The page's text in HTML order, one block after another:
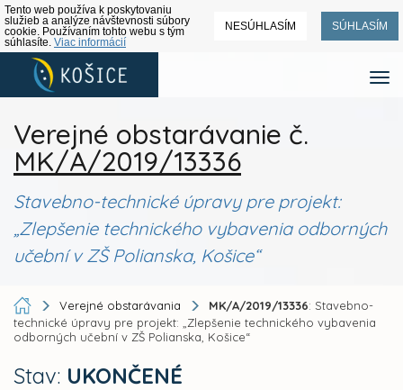
Tento web používa k poskytovaniu
služieb a analýze návštevnosti súbory
cookie. Používaním tohto webu s tým
súhlasíte. Viac informácií
NESÚHLASÍM SÚHLASÍM
Verejné obstarávanie č.
MK/A/2019/13336
Stavebno-technické úpravy pre projekt:
„Zlepšenie technického vybavenia odborných
učební v ZŠ Polianska, Košice“
Verejné obstarávania MK/A/2019/13336: Stavebno-
technické úpravy pre projekt: „Zlepšenie technického vybavenia
odborných učební v ZŠ Polianska, Košice“
Stav: UKONČENÉ